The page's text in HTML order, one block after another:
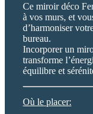
Ce miroir déco
à vos murs, et
d’harmoniser
bureau.
Incorporer un
transforme
équilibre et
Où le placer: